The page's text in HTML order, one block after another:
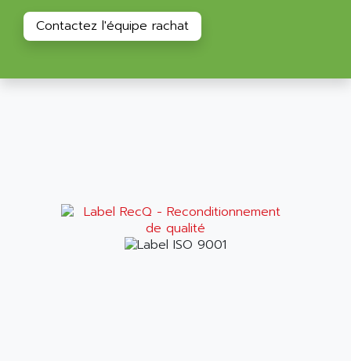
C50
SMARTDRIVE VF1000
MINICOR
MOVIDRIVE
AMTE
AMX
ANCA
ANDERS ELECTRONICS
Contactez l'équipe rachat